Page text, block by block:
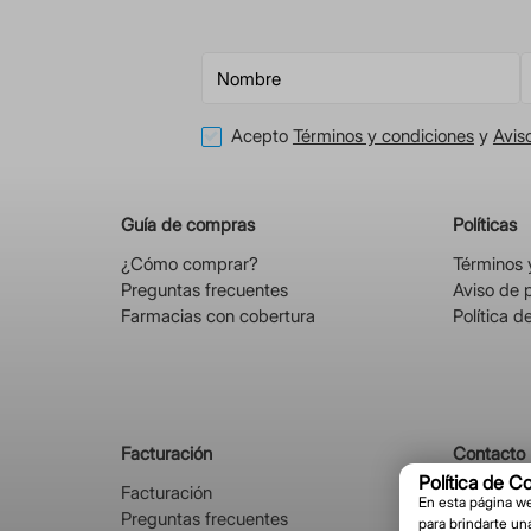
Política de
En esta página
para brindarte
Acepto Términos y condicionesy
Guía de compras
¿Cómo comprar?
Preguntas frecuentes
Farmacias con cobertura
Políticas
Términos
Aviso de
Política
Facturación
Facturación
Preguntas frecuentes
Contacto
Alemania
03630,